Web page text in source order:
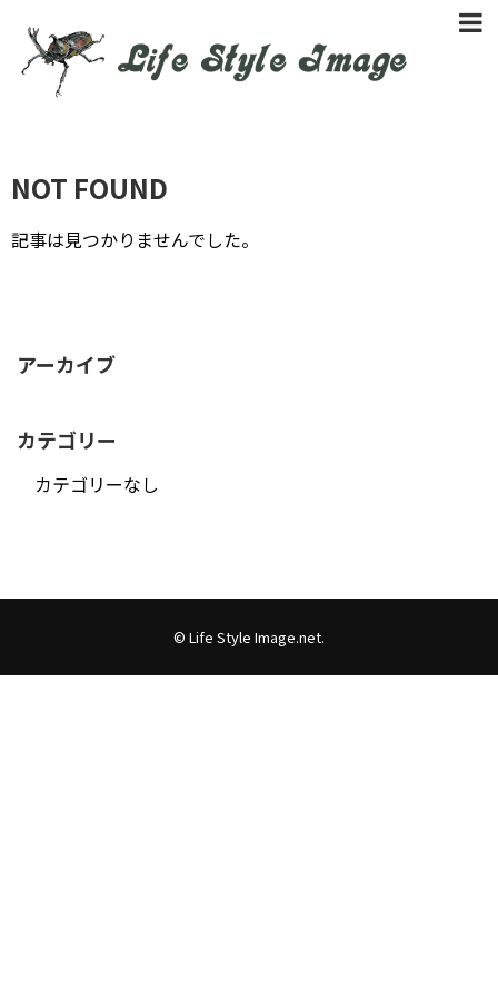
NOT FOUND
記事は見つかりませんでした。
アーカイブ
カテゴリー
カテゴリーなし
© Life Style Image.net.